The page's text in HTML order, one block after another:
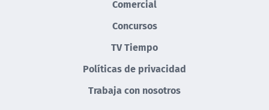
Comercial
Concursos
TV Tiempo
Políticas de privacidad
Trabaja con nosotros